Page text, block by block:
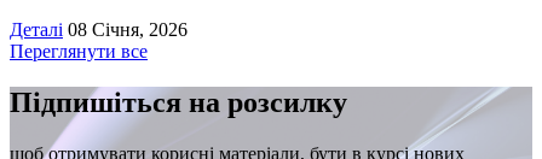
Деталі 08 Січня, 2026
Переглянути все
Підпишіться на розсилку
щоб отримувати корисні матеріали, бути в курсі нових